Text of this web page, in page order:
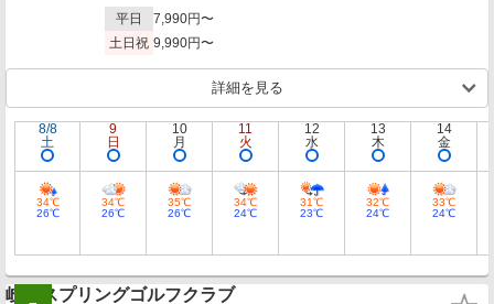
平日
7,990円〜
土日祝 9,990円〜
詳細を見る
8/8
土
34℃
26℃
9
日
34℃
26℃
10
月
35℃
26℃
11
火
34℃
24℃
12
水
31℃
23℃
13
木
32℃
24℃
14
金
33℃
24℃
岐阜スプリングゴルフクラブ